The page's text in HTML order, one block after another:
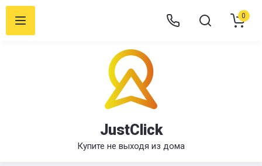
JustClick
Купите не выходя из дома
0